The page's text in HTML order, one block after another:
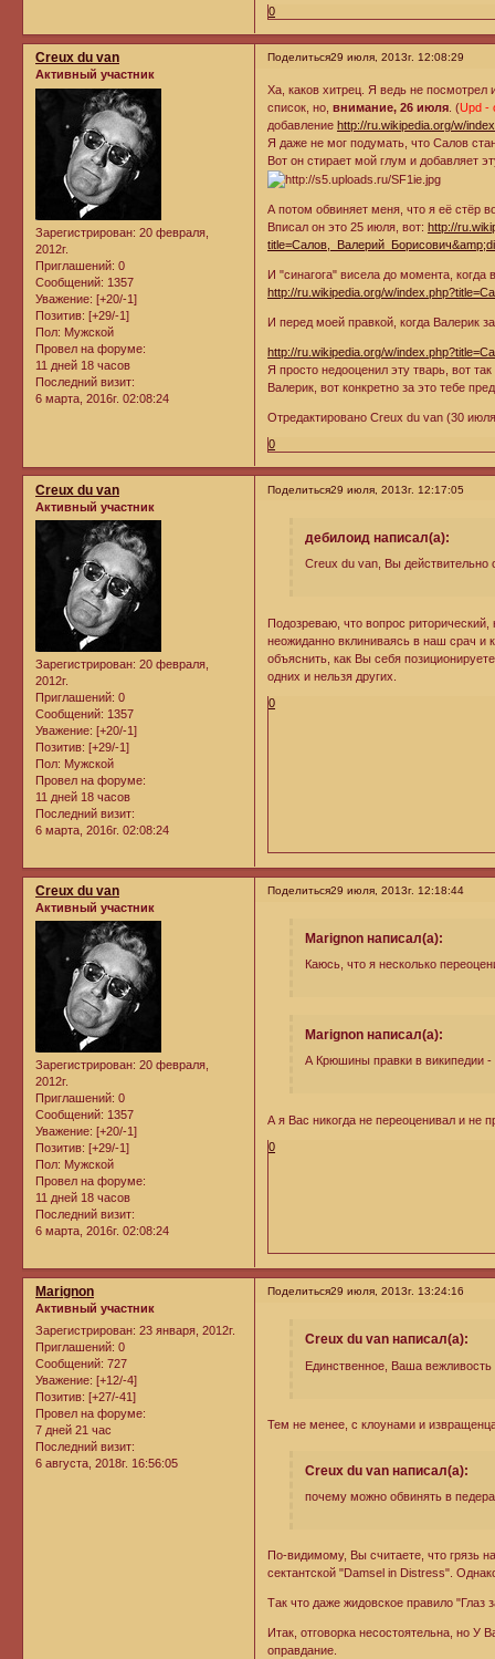
0
Поделиться29 июля, 2013г. 12:08:29
Creux du van
Активный участник
Зарегистрирован: 20 февраля,
2012г.
Приглашений: 0
Сообщений: 1357
Уважение: [+20/-1]
Позитив: [+29/-1]
Пол: Мужской
Провел на форуме:
11 дней 18 часов
Последний визит:
6 марта, 2016г. 02:08:24
Ха, каков хитрец. Я ведь не посмотрел
список, но,внимание, 26 июля . (Upd -
добавлениеhttp://ru.wikipedia.org/w/
Я даже не мог подумать, что Салов
Вот он стирает мой глум и добавляет
А потом обвиняет меня, что я её стёр
Вписал он это 25 июля, вот:http://
И "синагога" висела до момента,
http://ru.wikipedia.org/w/
И перед моей правкой, когда Валерик
http://ru.wikipedia.org/w/
Я просто недооценил эту тварь, вот
Валерик, вот конкретно за это тебе
Отредактировано Creux du van (30
0
Поделиться29 июля, 2013г. 12:17:05
Creux du van
Активный участник
Зарегистрирован: 20 февраля,
2012г.
Приглашений: 0
Сообщений: 1357
Уважение: [+20/-1]
Позитив: [+29/-1]
Пол: Мужской
Провел на форуме:
11 дней 18 часов
Последний визит:
6 марта, 2016г. 02:08:24
дебилоид написал(а):
Creux du van, Вы действительно
Подозреваю, что вопрос
неожиданно вклиниваясь в наш срач и
объяснить, как Вы себя
одних и нельзя других.
0
Поделиться29 июля, 2013г. 12:18:44
Creux du van
Активный участник
Зарегистрирован: 20 февраля,
2012г.
Приглашений: 0
Сообщений: 1357
Уважение: [+20/-1]
Позитив: [+29/-1]
Пол: Мужской
Провел на форуме:
11 дней 18 часов
Последний визит:
6 марта, 2016г. 02:08:24
Marignon написал(а):
Каюсь, что я несколько
Marignon написал(а):
А Крюшины правки в википедии -
А я Вас никогда не переоценивал и не
0
Поделиться29 июля, 2013г. 13:24:16
Marignon
Активный участник
Зарегистрирован: 23 января, 2012г.
Приглашений: 0
Сообщений: 727
Уважение: [+12/-4]
Позитив: [+27/-41]
Провел на форуме:
7 дней 21 час
Последний визит:
6 августа, 2018г. 16:56:05
Creux du van написал(а):
Единственное, Ваша
Тем не менее, с клоунами и
Creux du van написал(а):
почему можно обвинять в
По-видимому, Вы считаете, что грязь
сектантской "Damsel in Distress".
Так что даже жидовское правило "Глаз
Итак, отговорка несостоятельна, но
оправдание.